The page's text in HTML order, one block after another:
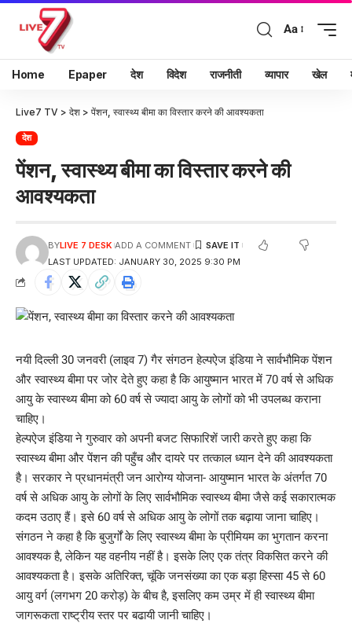
Aa
Home Epaper देश विदेश राजनीती व्यापार खेल
Live7 TV > देश > पेंशन, स्वास्थ्य बीमा का विस्तार करने की आवश्यकता
देश
पेंशन, स्वास्थ्य बीमा का विस्तार करने की
आवश्यकता
LAST UPDATED: JANUARY 30, 2025 9:30 PM
BYLIVE 7 DESK ADD A COMMENT
नयी दिल्ली 30 जनवरी (लाइव 7) गैर संगठन हेल्पऐज इंडिया ने सार्वभौमिक पेंशन
और स्वास्थ्य बीमा पर जोर देते हुए कहा है कि आयुष्मान भारत में 70 वर्ष से अधिक
आयु के स्वास्थ्य बीमा को 60 वर्ष से ज्यादा आयु के लोगों को भी उपलब्ध कराना
चाहिए।
हेल्पऐज इंडिया ने गुरुवार को अपनी बजट सिफारिशें जारी करते हुए कहा कि
स्वास्थ्य बीमा और पेंशन की पहुँच और दायरे पर तत्काल ध्यान देने की आवश्यकता
है। सरकार ने प्रधानमंत्री जन आरोग्य योजना- आयुष्मान भारत के अंतर्गत 70
वर्ष से अधिक आयु के लोगों के लिए सार्वभौमिक स्वास्थ्य बीमा जैसे कई सकारात्मक
कदम उठाए हैं। इसे 60 वर्ष से अधिक आयु के लोगों तक बढ़ाया जाना चाहिए।
संगठन ने कहा है कि बुजुर्गों के लिए स्वास्थ्य बीमा के प्रीमियम का भुगतान करना
आवश्यक है, लेकिन यह वहनीय नहीं है। इसके लिए एक तंत्र विकसित करने की
आवश्यकता है। इसके अतिरिक्त, चूंकि जनसंख्या का एक बड़ा हिस्सा 45 से 60
आयु वर्ग (लगभग 20 करोड़) के बीच है, इसलिए कम उम्र में ही स्वास्थ्य बीमा
जागरूकता राष्ट्रीय स्तर पर बढायी जानी चाहिए।